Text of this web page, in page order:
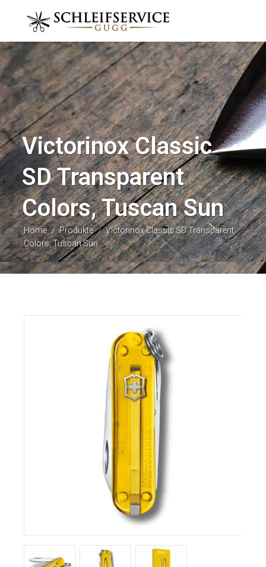
Victorinox Classic
SD Transparent
Colors, Tuscan Sun
Home / Produkte / Victorinox Classic SD Transparent
Colors, Tuscan Sun